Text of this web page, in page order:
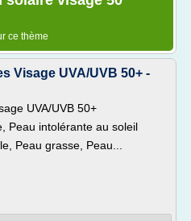
ce thème
Visage UVA/UVB 50+ -
UVA/UVB 50+
Peau intolérante au soleil
Peau grasse, Peau...